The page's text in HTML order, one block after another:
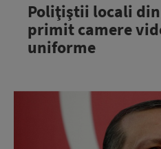
Poliţiştii locali
primit camere
uniforme